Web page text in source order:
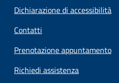
Dichiarazione di accessibilità
Contatti
Prenotazione appuntamento
Richiedi assistenza